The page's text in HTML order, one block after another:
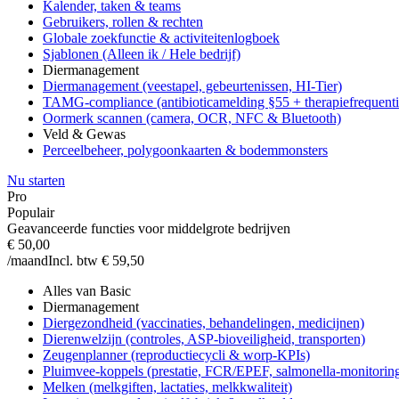
Kalender, taken & teams
Gebruikers, rollen & rechten
Globale zoekfunctie & activiteitenlogboek
Sjablonen (Alleen ik / Hele bedrijf)
Diermanagement
Diermanagement (veestapel, gebeurtenissen, HI-Tier)
TAMG-compliance (antibioticamelding §55 +
Oormerk scannen (camera, OCR, NFC & Bluetooth)
Veld & Gewas
Perceelbeheer, polygoonkaarten & bodemmonsters
Nu starten
Pro
Populair
Geavanceerde functies voor middelgrote bedrijven
€ 50,00
/maandIncl. btw € 59,50
Alles van Basic
Diermanagement
Diergezondheid (vaccinaties, behandelingen, medicijnen)
Dierenwelzijn (controles, ASP-bioveiligheid, transporten)
Zeugenplanner (reproductiecycli & worp-KPIs)
Pluimvee-koppels (prestatie, FCR/EPEF, salmonella-
Melken (melkgiften, lactaties, melkkwaliteit)